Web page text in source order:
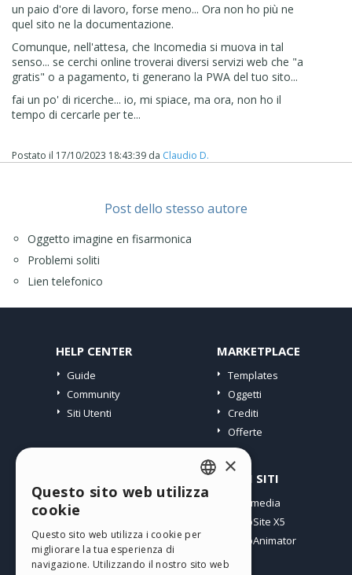
un paio d'ore di lavoro, forse meno... Ora non ho più ne
quel sito ne la documentazione.
Comunque, nell'attesa, che Incomedia si muova in tal
senso... se cerchi online troverai diversi servizi web che "a
gratis" o a pagamento, ti generano la PWA del tuo sito...
fai un po' di ricerche... io, mi spiace, ma ora, non ho il
tempo di cercarle per te...
Postato il 17/10/2023 18:43:39 da Claudio D.
Post dello stesso autore
Oggetto imagine en fisarmonica
Problemi soliti
Lien telefonico
HELP CENTER
Guide
Community
Siti Utenti
MARKETPLACE
Templates
Oggetti
Crediti
Offerte
I miei post
I miei Download
Spazio Web
ALTRI SITI
Incomedia
WebSite X5
WebAnimator
ENGLISH
×
Questo sito web utilizza
cookie
Questo sito web utilizza i cookie per
migliorare la tua esperienza di
navigazione. Utilizzando il nostro sito web